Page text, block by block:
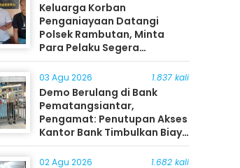
Keluarga Korban
Penganiayaan Datangi
Polsek Rambutan, Minta
Para Pelaku Segera
Ditangkap
03 Agu 2026 1.837 kali
Demo Berulang di Bank
Pematangsiantar,
Pengamat: Penutupan Akses
Kantor Bank Timbulkan Biaya
Ekonomi bagi Masyarakat
02 Agu 2026 1.682 kali